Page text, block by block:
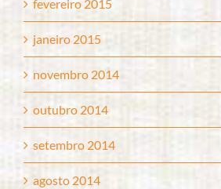
fevereiro 2015
janeiro 2015
novembro 2014
outubro 2014
setembro 2014
agosto 2014